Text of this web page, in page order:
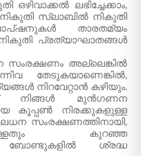
ഒഴിവാക്കൽ ലഭിച്ചേക്കാം,
സ്ലാബിൽ നികുതി
താരതമ്യം
പ്രത്യാഘാതങ്ങൾ
സംരക്ഷണം അല്ലെങ്കിൽ
തേടുകയാണെങ്കിൽ,
നിറവേറ്റാൻ കഴിയും.
നിങ്ങൾ മുൻഗണന
കൂപ്പൺ നിരക്കുകളുള്ള
സംരക്ഷണത്തിനായി,
കുറഞ്ഞ
ബോണ്ടുകളിൽ ശ്രദ്ധ